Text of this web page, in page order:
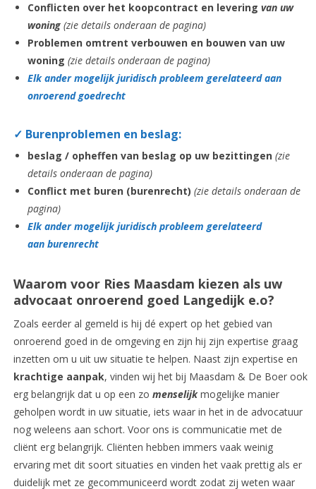
Conflicten over het koopcontract en levering van uw
woning (zie details onderaan de pagina)
Problemen omtrent verbouwen en bouwen van uw
woning (zie details onderaan de pagina)
Elk ander mogelijk juridisch probleem gerelateerd aan
onroerend goedrecht
✓ Burenproblemen en beslag:
beslag / opheffen van beslag op uw bezittingen(zie
details onderaan de pagina)
Conflict met buren (burenrecht) (zie details onderaan de
pagina)
Elk ander mogelijk juridisch probleem gerelateerd
aan burenrecht
Waarom voor Ries Maasdam kiezen als uw
advocaat onroerend goed Langedijk e.o?
Zoals eerder al gemeld is hij dé expert op het gebied van
onroerend goed in de omgeving en zijn hij zijn expertise graag
inzetten om u uit uw situatie te helpen. Naast zijn expertise en
krachtige aanpak, vinden wij het bij Maasdam & De Boer ook
erg belangrijk dat u op een zo menselijk mogelijke manier
geholpen wordt in uw situatie, iets waar in het in de advocatuur
nog weleens aan schort. Voor ons is communicatie met de
cliënt erg belangrijk. Cliënten hebben immers vaak weinig
ervaring met dit soort situaties en vinden het vaak prettig als er
duidelijk met ze gecommuniceerd wordt zodat zij weten waar